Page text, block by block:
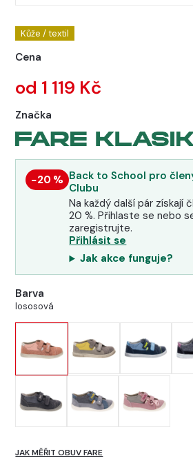
Kůže / textil
Cena
od 1 119 Kč
Značka
−20 % Back to School pro
Clubu
Na každý další pár získají
20 %. Přihlaste se nebo
zaregistrujte.
Přihlásit se
Jak akce funguje?
Barva
lososová
JAK MĚŘIT OBUV FARE